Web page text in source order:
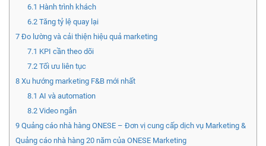
6.1 Hành trình khách
6.2Tăng tỷ lệ quay lại
7 Đo lường và cải thiện hiệu quả marketing
7.1 KPI cần theo dõi
7.2Tối ưu liên tục
8 Xu hướng marketing F&B mới nhất
8.1 AI và automation
8.2Video ngắn
9 Quảng cáo nhà hàng ONESE – Đơn vị cung cấp dịch vụ Marketing &
Quảng cáo nhà hàng 20 năm của ONESE Marketing